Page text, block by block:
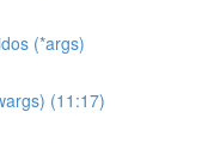
(*args)
(11:17)